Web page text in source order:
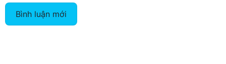
Bình luận mới